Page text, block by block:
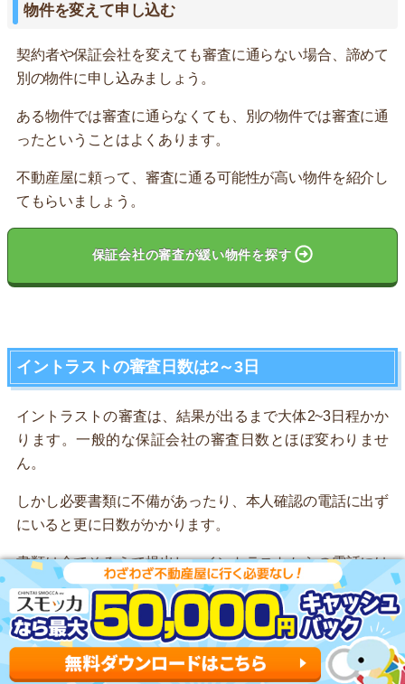
物件を変えて申し込む
契約者や保証会社を変えても審査に通らない場合、諦めて
別の物件に申し込みましょう。
ある物件では審査に通らなくても、別の物件では審査に通
ったということはよくあります。
不動産屋に頼って、審査に通る可能性が高い物件を紹介し
てもらいましょう。
保証会社の審査が緩い物件を探す
イントラストの審査日数は2～3日
イントラストの審査は、結果が出るまで大体2~3日程かか
ります。一般的な保証会社の審査日数とほぼ変わりませ
ん。
しかし必要書類に不備があったり、本人確認の電話に出ず
にいると更に日数がかかります。
書類は全てそろえて提出し、イントラストからの電話には
必ず出ましょう。
連絡が遅くても審査に落ちたわけではない
連絡がなかなか来なくても、審査に落ちたわけではありま